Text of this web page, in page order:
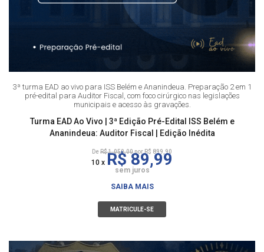
3ª turma EAD ao vivo para ISS Belém e Ananindeua. Preparação 2 em 1
pré-edital para Auditor Fiscal, com foco cirúrgico nas legislações
municipais e acesso às gravações.
Turma EAD Ao Vivo | 3ª Edição Pré-Edital ISS Belém e
Ananindeua: Auditor Fiscal | Edição Inédita
DeR$ 1.050,00 por R$ 899,90
10 x R$ 89,99
sem juros
SAIBA MAIS
MATRICULE-SE